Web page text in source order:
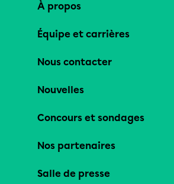
À propos
Équipe et carrières
Nous contacter
Nouvelles
Concours et sondages
Nos partenaires
Salle de presse